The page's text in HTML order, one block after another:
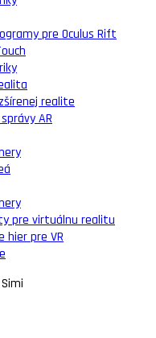
pre Oculus Rift
realite
AR
pre virtuálnu realitu
hier pre VR